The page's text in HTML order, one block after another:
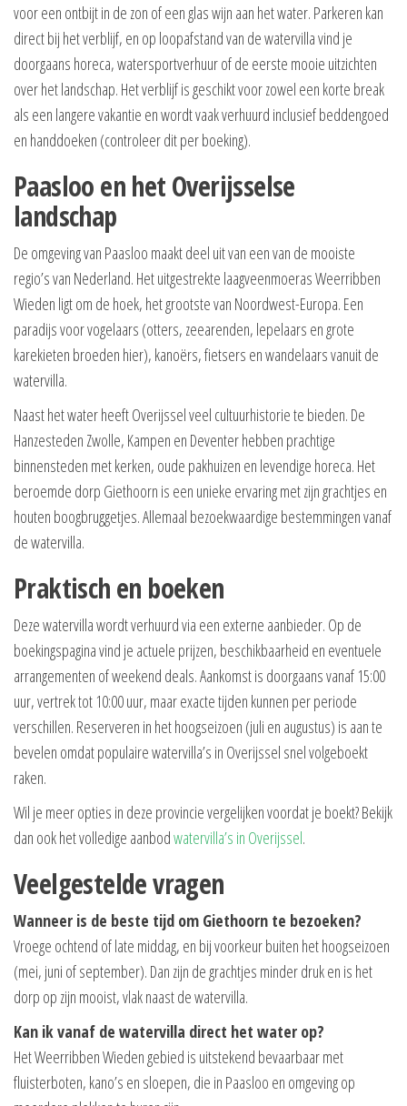
voor een ontbijt in de zon of een glas wijn aan het water. Parkeren kan
direct bij het verblijf, en op loopafstand van de watervilla vind je
doorgaans horeca, watersportverhuur of de eerste mooie uitzichten
over het landschap. Het verblijf is geschikt voor zowel een korte break
als een langere vakantie en wordt vaak verhuurd inclusief beddengoed
en handdoeken (controleer dit per boeking).
Paasloo en het Overijsselse
landschap
De omgeving van Paasloo maakt deel uit van een van de mooiste
regio’s van Nederland. Het uitgestrekte laagveenmoeras Weerribben
Wieden ligt om de hoek, het grootste van Noordwest-Europa. Een
paradijs voor vogelaars (otters, zeearenden, lepelaars en grote
karekieten broeden hier), kanoërs, fietsers en wandelaars vanuit de
watervilla.
Naast het water heeft Overijssel veel cultuurhistorie te bieden. De
Hanzesteden Zwolle, Kampen en Deventer hebben prachtige
binnensteden met kerken, oude pakhuizen en levendige horeca. Het
beroemde dorp Giethoorn is een unieke ervaring met zijn grachtjes en
houten boogbruggetjes. Allemaal bezoekwaardige bestemmingen vanaf
de watervilla.
Praktisch en boeken
Deze watervilla wordt verhuurd via een externe aanbieder. Op de
boekingspagina vind je actuele prijzen, beschikbaarheid en eventuele
arrangementen of weekend deals. Aankomst is doorgaans vanaf 15:00
uur, vertrek tot 10:00 uur, maar exacte tijden kunnen per periode
verschillen. Reserveren in het hoogseizoen (juli en augustus) is aan te
bevelen omdat populaire watervilla’s in Overijssel snel volgeboekt
raken.
Wil je meer opties in deze provincie vergelijken voordat je boekt? Bekijk
dan ook het volledige aanbodwatervilla’s in Overijssel.
Veelgestelde vragen
Wanneer is de beste tijd om Giethoorn te bezoeken?
Vroege ochtend of late middag, en bij voorkeur buiten het hoogseizoen
(mei, juni of september). Dan zijn de grachtjes minder druk en is het
dorp op zijn mooist, vlak naast de watervilla.
Kan ik vanaf de watervilla direct het water op?
Het Weerribben Wieden gebied is uitstekend bevaarbaar met
fluisterboten, kano’s en sloepen, die in Paasloo en omgeving op